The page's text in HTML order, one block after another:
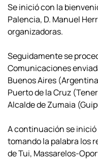
Se inició con la
Palencia, D. Manuel
organizadoras.
Seguidamente se
Comunicaciones
Buenos Aires
Puerto de la Cruz
Alcalde de Zumaia
A continuación se
tomando la palabra los
de Tui, Massarelos-